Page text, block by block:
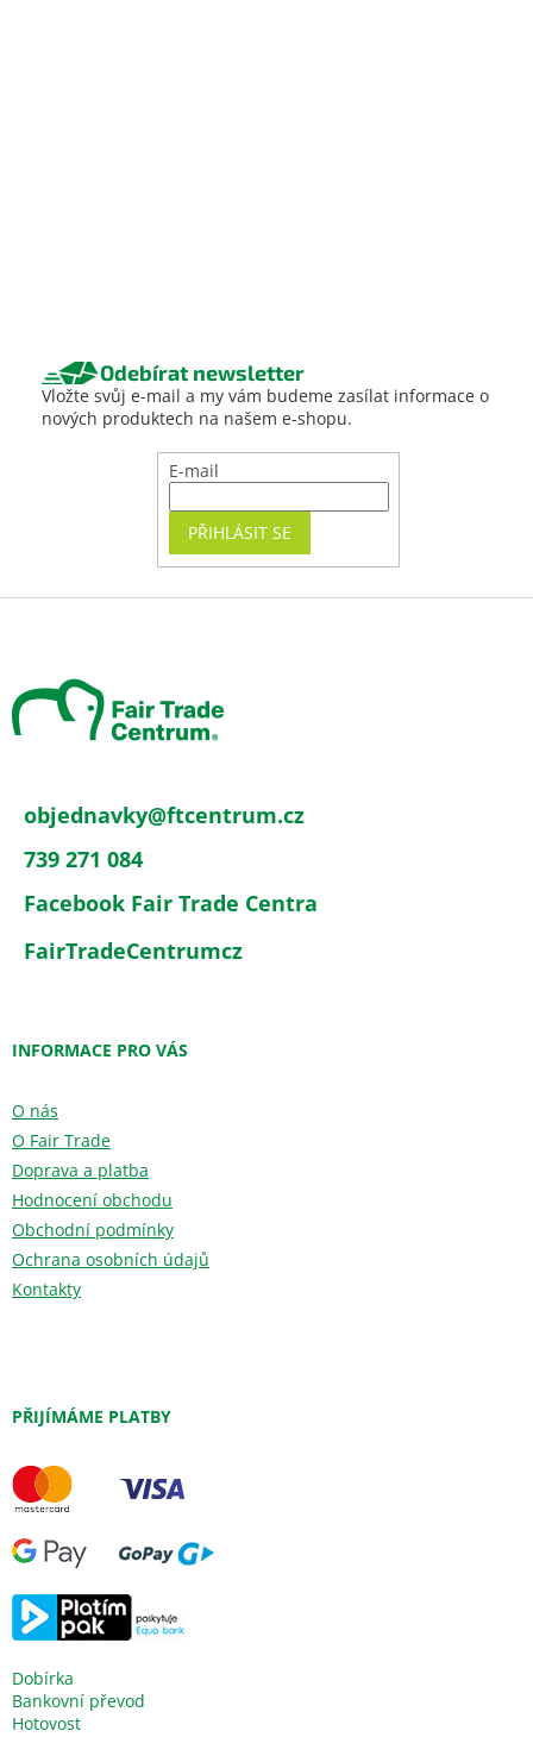
Odebírat newsletter
Vložte svůj e-mail a my vám budeme zasílat informace o
nových produktech na našem e-shopu.
E-mail
PŘIHLÁSIT SE
objednavky@ftcentrum.cz
739 271 084
Facebook Fair Trade Centra
FairTradeCentrumcz
INFORMACE PRO VÁS
O nás
O Fair Trade
Doprava a platba
Hodnocení obchodu
Obchodní podmínky
Ochrana osobních údajů
Kontakty
PŘIJÍMÁME PLATBY
Dobírka
Bankovní převod
Hotovost